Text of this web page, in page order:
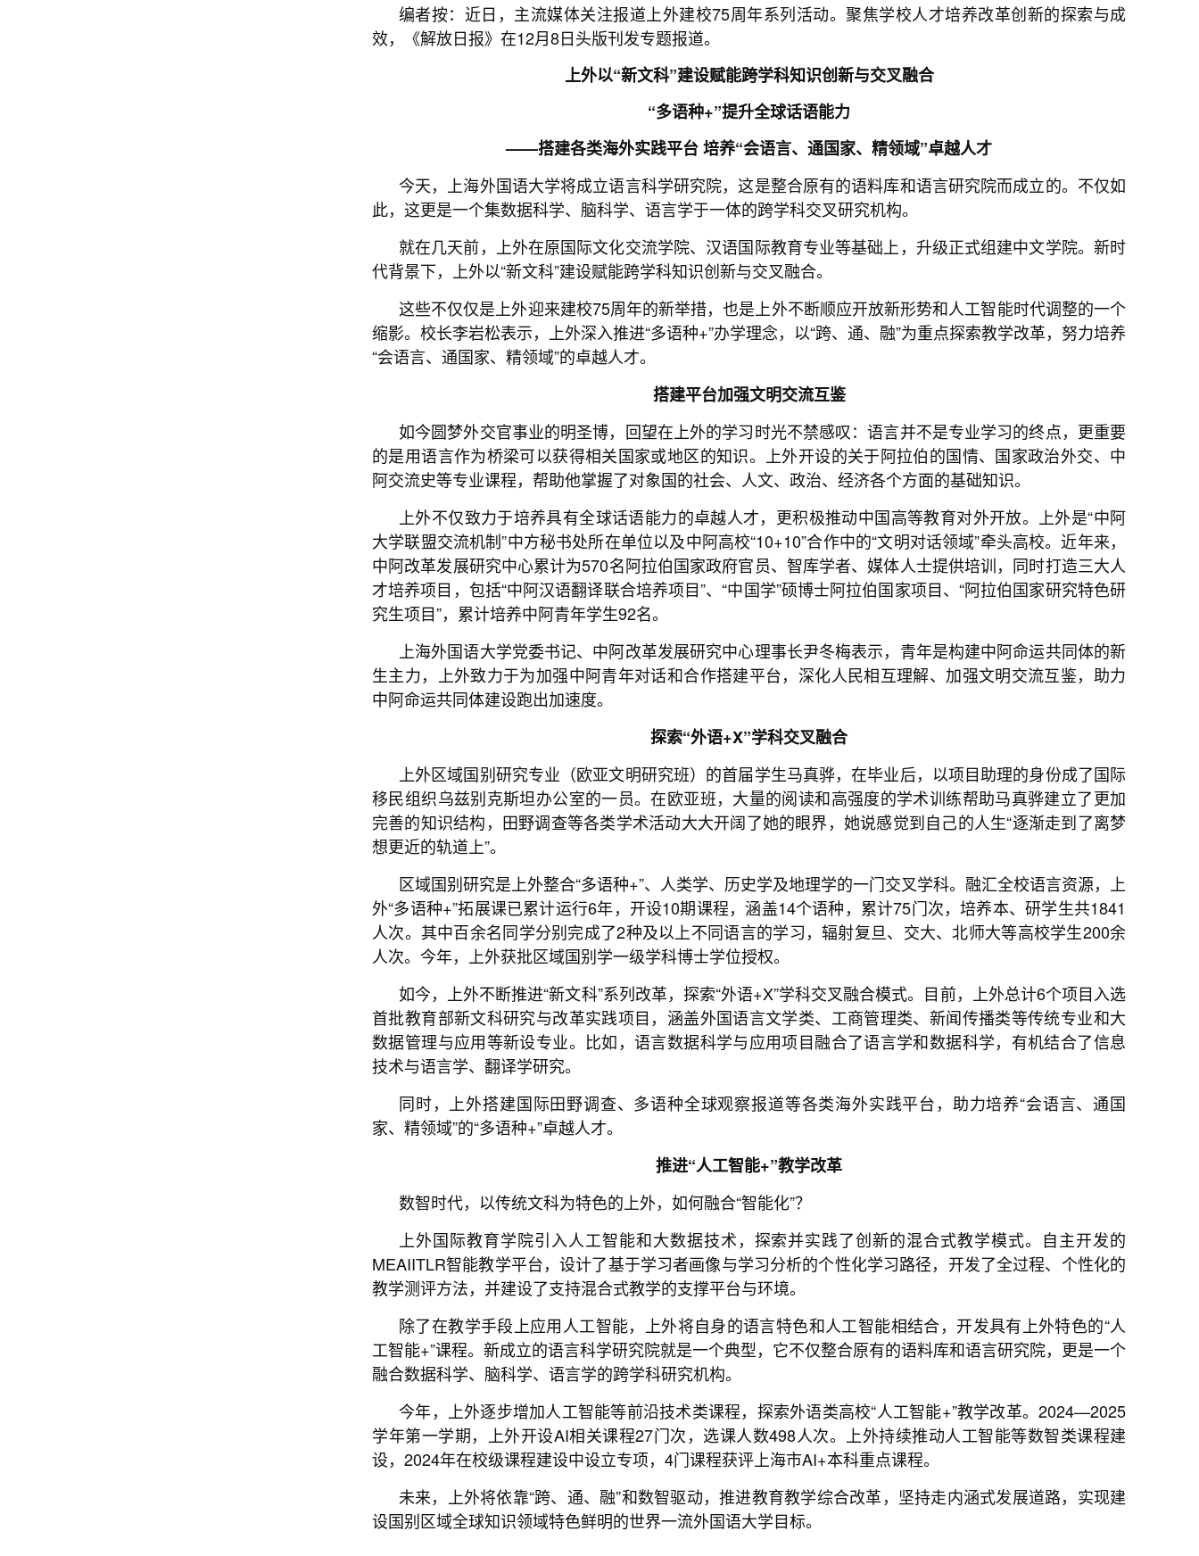
编者按：近日，主流媒体关注报道上外建校75周年系列活动。聚焦学校人才培养改革创新的探索与成
效，《解放日报》在12月8日头版刊发专题报道。
上外以“新文科”建设赋能跨学科知识创新与交叉融合
“多语种+”提升全球话语能力
——搭建各类海外实践平台 培养“会语言、通国家、精领域”卓越人才
今天，上海外国语大学将成立语言科学研究院，这是整合原有的语料库和语言研究院而成立的。不仅如
此，这更是一个集数据科学、脑科学、语言学于一体的跨学科交叉研究机构。
就在几天前，上外在原国际文化交流学院、汉语国际教育专业等基础上，升级正式组建中文学院。新时
代背景下，上外以“新文科”建设赋能跨学科知识创新与交叉融合。
这些不仅仅是上外迎来建校75周年的新举措，也是上外不断顺应开放新形势和人工智能时代调整的一个
缩影。校长李岩松表示，上外深入推进“多语种+”办学理念，以“跨、通、融”为重点探索教学改革，努力培养
“会语言、通国家、精领域”的卓越人才。
搭建平台加强文明交流互鉴
如今圆梦外交官事业的明圣博，回望在上外的学习时光不禁感叹：语言并不是专业学习的终点，更重要
的是用语言作为桥梁可以获得相关国家或地区的知识。上外开设的关于阿拉伯的国情、国家政治外交、中
阿交流史等专业课程，帮助他掌握了对象国的社会、人文、政治、经济各个方面的基础知识。
上外不仅致力于培养具有全球话语能力的卓越人才，更积极推动中国高等教育对外开放。上外是“中阿
大学联盟交流机制”中方秘书处所在单位以及中阿高校“10+10”合作中的“文明对话领域”牵头高校。近年来，
中阿改革发展研究中心累计为570名阿拉伯国家政府官员、智库学者、媒体人士提供培训，同时打造三大人
才培养项目，包括“中阿汉语翻译联合培养项目”、“中国学”硕博士阿拉伯国家项目、“阿拉伯国家研究特色研
究生项目”，累计培养中阿青年学生92名。
上海外国语大学党委书记、中阿改革发展研究中心理事长尹冬梅表示，青年是构建中阿命运共同体的新
生主力，上外致力于为加强中阿青年对话和合作搭建平台，深化人民相互理解、加强文明交流互鉴，助力
中阿命运共同体建设跑出加速度。
探索“外语+X”学科交叉融合
上外区域国别研究专业（欧亚文明研究班）的首届学生马真骅，在毕业后，以项目助理的身份成了国际
移民组织乌兹别克斯坦办公室的一员。在欧亚班，大量的阅读和高强度的学术训练帮助马真骅建立了更加
完善的知识结构，田野调查等各类学术活动大大开阔了她的眼界，她说感觉到自己的人生“逐渐走到了离梦
想更近的轨道上”。
区域国别研究是上外整合“多语种+”、人类学、历史学及地理学的一门交叉学科。融汇全校语言资源，上
外“多语种+”拓展课已累计运行6年，开设10期课程，涵盖14个语种，累计75门次，培养本、研学生共1841
人次。其中百余名同学分别完成了2种及以上不同语言的学习，辐射复旦、交大、北师大等高校学生200余
人次。今年，上外获批区域国别学一级学科博士学位授权。
如今，上外不断推进“新文科”系列改革，探索“外语+X”学科交叉融合模式。目前，上外总计6个项目入选
首批教育部新文科研究与改革实践项目，涵盖外国语言文学类、工商管理类、新闻传播类等传统专业和大
数据管理与应用等新设专业。比如，语言数据科学与应用项目融合了语言学和数据科学，有机结合了信息
技术与语言学、翻译学研究。
同时，上外搭建国际田野调查、多语种全球观察报道等各类海外实践平台，助力培养“会语言、通国
家、精领域”的“多语种+”卓越人才。
推进“人工智能+”教学改革
数智时代，以传统文科为特色的上外，如何融合“智能化”？
上外国际教育学院引入人工智能和大数据技术，探索并实践了创新的混合式教学模式。自主开发的
MEAIITLR智能教学平台，设计了基于学习者画像与学习分析的个性化学习路径，开发了全过程、个性化的
教学测评方法，并建设了支持混合式教学的支撑平台与环境。
除了在教学手段上应用人工智能，上外将自身的语言特色和人工智能相结合，开发具有上外特色的“人
工智能+”课程。新成立的语言科学研究院就是一个典型，它不仅整合原有的语料库和语言研究院，更是一个
融合数据科学、脑科学、语言学的跨学科研究机构。
今年，上外逐步增加人工智能等前沿技术类课程，探索外语类高校“人工智能+”教学改革。2024—2025
学年第一学期，上外开设AI相关课程27门次，选课人数498人次。上外持续推动人工智能等数智类课程建
设，2024年在校级课程建设中设立专项，4门课程获评上海市AI+本科重点课程。
未来，上外将依靠“跨、通、融”和数智驱动，推进教育教学综合改革，坚持走内涵式发展道路，实现建
设国别区域全球知识领域特色鲜明的世界一流外国语大学目标。